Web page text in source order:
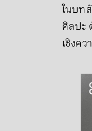
ในบท
ศิลปะ
เชิงค